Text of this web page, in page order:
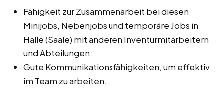
Fähigkeit zur Zusammenarbeit bei diesen
Minijobs, Nebenjobs und temporäre Jobs in
Halle (Saale) mit anderen Inventurmitarbeitern
und Abteilungen.
Gute Kommunikationsfähigkeiten, um effektiv
im Team zu arbeiten.